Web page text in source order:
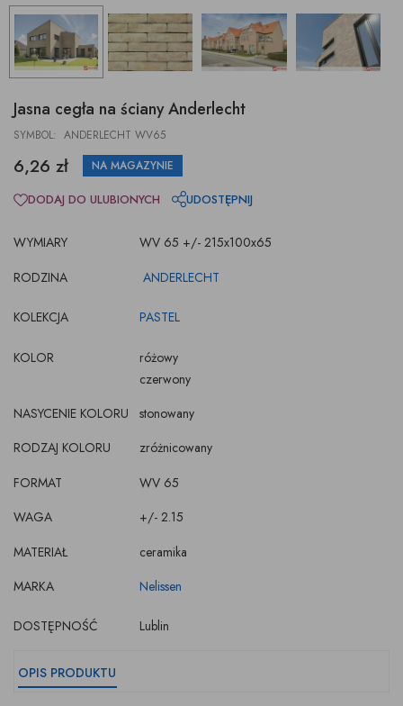
Jasna cegła na ściany Anderlecht
SYMBOL: ANDERLECHT WV65
6,26 zł NA MAGAZYNIE
WYMIARY
WV 65 +/- 215x100x65
RODZINA
ANDERLECHT
KOLEKCJA PASTEL
KOLOR
różowy
czerwony
NASYCENIE KOLORU
stonowany
RODZAJ KOLORU
zróżnicowany
FORMAT
WV 65
WAGA
+/- 2.15
MATERIAŁ
ceramika
MARKA
Nelissen
DOSTĘPNOŚĆ Lublin
DODAJ DO ULUBIONYCH UDOSTĘPNIJ
OPIS PRODUKTU